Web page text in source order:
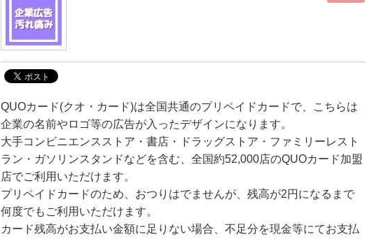
QUOカード(クオ・カード)は全国共通のプリペイドカードで、こちらは
企業の名前やロゴ等の広告が入ったデザインになります。
大手コンビニエンスストア・書店・ドラッグストア・ファミリーレスト
ラン・ガソリンスタンドなどを含む、全国約52,000店のQUOカード加盟
店でご利用いただけます。
プリペイドカードのため、おつりはでませんが、残高が2円になるまで
何度でもご利用いただけます。
カード残高がお支払い金額に足りない場合、不足分を現金等にてお支払